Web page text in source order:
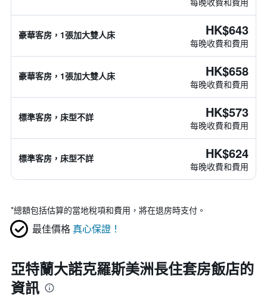
豪華客房，1張加大雙人床 HK$643
每晚收費和費用
豪華客房，1張加大雙人床 HK$658
每晚收費和費用
標準客房，床型不詳 HK$573
每晚收費和費用
標準客房，床型不詳 HK$624
每晚收費和費用
*總額包括估算的當地稅項和費用，將在退房時支付。
最佳價格 真心保證！
亞特蘭大諾克羅斯美洲長住套房飯店的
資訊